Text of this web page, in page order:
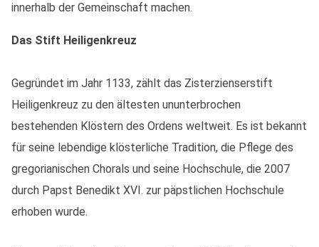
innerhalb der Gemeinschaft machen.
Das Stift Heiligenkreuz
Gegründet im Jahr 1133, zählt das Zisterzienserstift
Heiligenkreuz zu den ältesten ununterbrochen
bestehenden Klöstern des Ordens weltweit. Es ist bekannt
für seine lebendige klösterliche Tradition, die Pflege des
gregorianischen Chorals und seine Hochschule, die 2007
durch Papst Benedikt XVI. zur päpstlichen Hochschule
erhoben wurde.